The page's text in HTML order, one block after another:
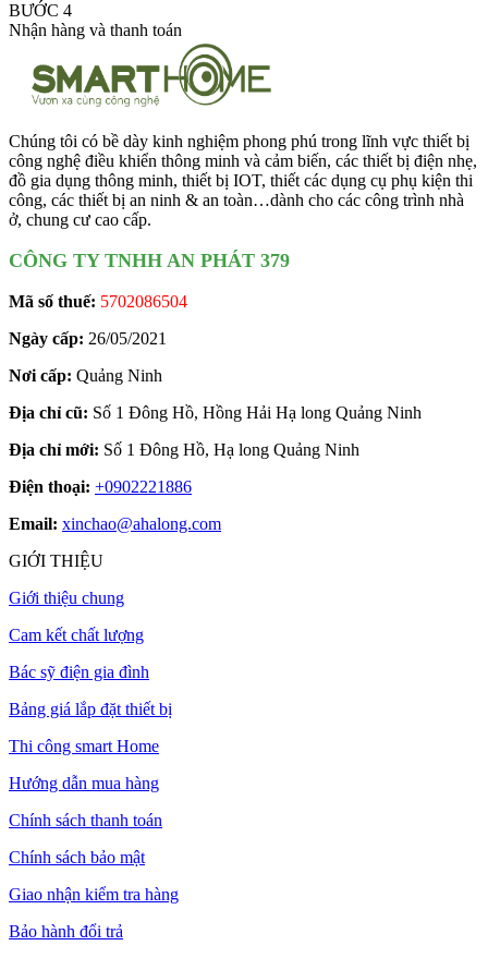
BƯỚC 4
Nhận hàng và thanh toán
Chúng tôi có bề dày kinh nghiệm phong phú trong lĩnh vực thiết bị
công nghệ điều khiển thông minh và cảm biến, các thiết bị điện nhẹ,
đồ gia dụng thông minh, thiết bị IOT, thiết các dụng cụ phụ kiện thi
công, các thiết bị an ninh & an toàn…dành cho các công trình nhà
ở, chung cư cao cấp.
CÔNG TY TNHH AN PHÁT 379
Mã số thuế: 5702086504
Ngày cấp: 26/05/2021
Nơi cấp: Quảng Ninh
Địa chỉ cũ: Số 1 Đông Hồ, Hồng Hải Hạ long Quảng Ninh
Địa chỉ mới: Số 1 Đông Hồ, Hạ long Quảng Ninh
Điện thoại: +0902221886
Email: xinchao@ahalong.com
GIỚI THIỆU
Giới thiệu chung
Cam kết chất lượng
Bác sỹ điện gia đình
Bảng giá lắp đặt thiết bị
Thi công smart Home
Hướng dẫn mua hàng
Chính sách thanh toán
Chính sách bảo mật
Giao nhận kiểm tra hàng
Bảo hành đổi trả